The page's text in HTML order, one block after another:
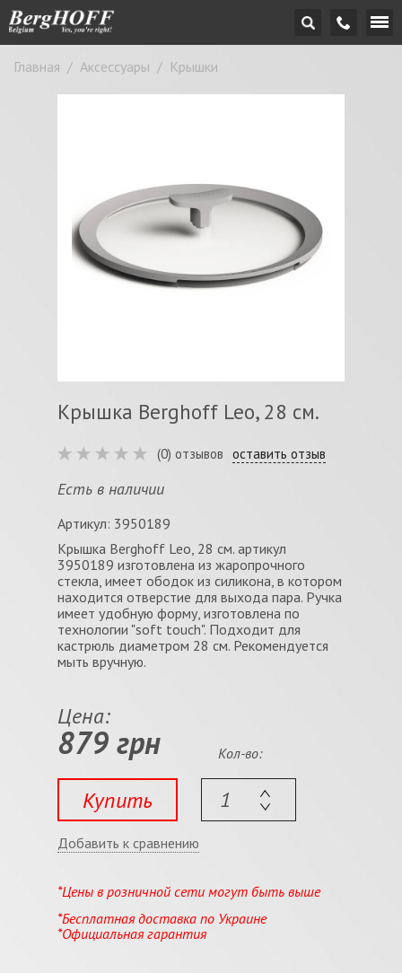
Главная / Аксессуары / Крышки
Крышка Berghoff Leo, 28 см.
(0) отзывов оставить отзыв
Есть в наличии
Артикул: 3950189
Крышка Berghoff Leo, 28 см. артикул
3950189 изготовлена из жаропрочного
стекла, имеет ободок из силикона, в котором
находится отверстие для выхода пара. Ручка
имеет удобную форму, изготовлена по
технологии "soft touch". Подходит для
кастрюль диаметром 28 см. Рекомендуется
мыть вручную.
Цена:
879 грн
Купить
Кол-во:
Добавить к сравнению
*Цены в розничной сети могут быть выше
*Бесплатная доставка по Украине
*Официальная гарантия